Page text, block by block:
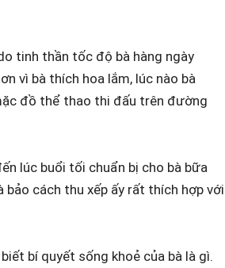
tinh thần tốc độ bà hàng ngày
vì bà thích hoa lắm, lúc nào bà
đồ thể thao thi đấu trên đường
lúc buổi tối chuẩn bị cho bà bữa
bảo cách thu xếp ấy rất thích hợp với
bí quyết sống khoẻ của bà là gì.